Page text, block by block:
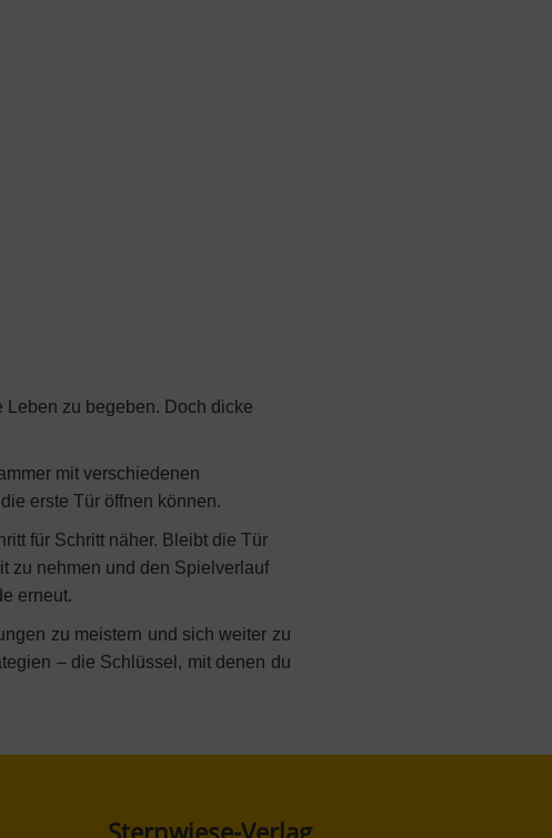
zu begeben. Doch dicke
mit verschiedenen
erste Tür öffnen können.
für Schritt näher. Bleibt die Tür
zu nehmen und den Spielverlauf
erneut.
zu meistern und sich weiter zu
– die Schlüssel, mit denen du
Sternwiese-Verlag